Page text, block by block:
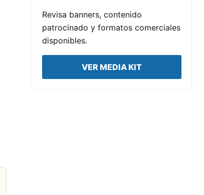
Revisa banners, contenido
patrocinado y formatos comerciales
disponibles.
VER MEDIA KIT